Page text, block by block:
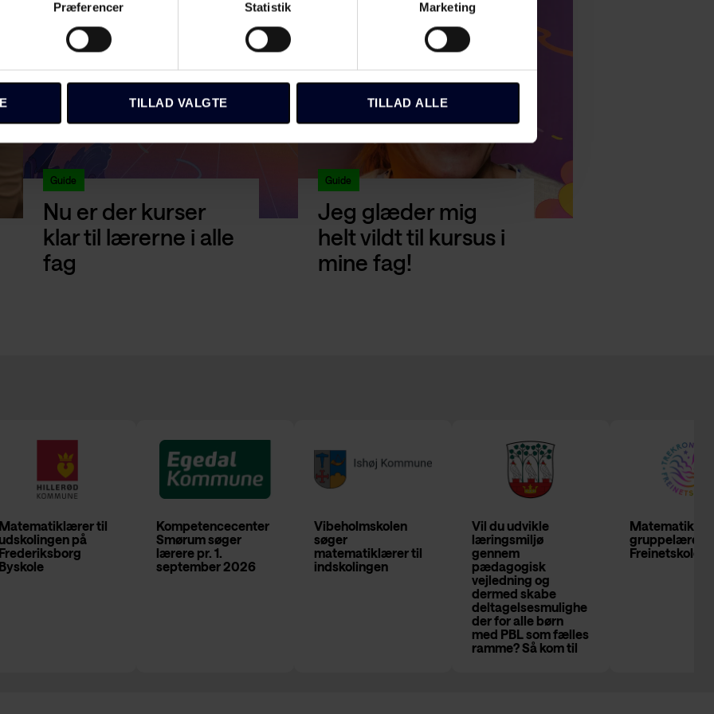
Præferencer Statistik Marketing
TILLAD VALGTE TILLAD ALLE
Guide
Nu er der kurser
klar til lærerne i alle
fag
Guide
Jeg glæder mig
helt vildt til kursus i
mine fag!
Matematiklærer til
udskolingen på
Frederiksborg
Byskole
Kompetencecenter
Smørum søger
lærere pr. 1.
september 2026
Vibeholmskolen
søger
matematiklærer til
indskolingen
Vil du udvikle
læringsmiljø
gennem
pædagogisk
vejledning og
dermed skabe
deltagelsesmulighe
der for alle børn
med PBL som fælles
ramme? Så kom til
Matematik og
gruppelærer
Freinetskolen